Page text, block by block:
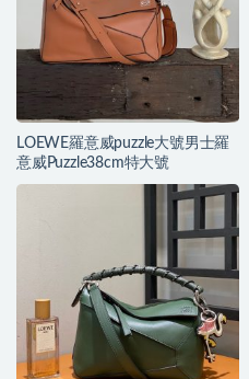
LOEWE羅意威puzzle大號男士羅
意威Puzzle38cm特大號